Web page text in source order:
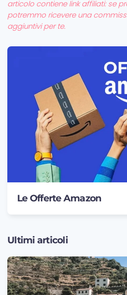
articolo contiene link affiliati: se
potremmo ricevere una
aggiuntivi per te.
Le Offerte Amazon
Ultimi articoli